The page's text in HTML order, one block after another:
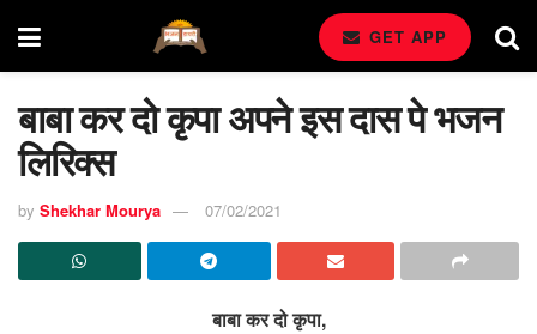
GET APP
बाबा कर दो कृपा अपने इस दास पे भजन
लिरिक्स
by Shekhar Mourya 07/02/2021
बाबा कर दो कृपा,